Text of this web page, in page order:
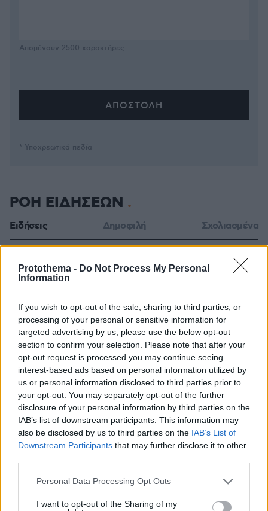
Protothema - Do Not Process My Personal
Information
If you wish to opt-out of the sale, sharing to third parties, or
processing of your personal or sensitive information for
targeted advertising by us, please use the below opt-out
section to confirm your selection. Please note that after your
opt-out request is processed you may continue seeing
interest-based ads based on personal information utilized by
us or personal information disclosed to third parties prior to
your opt-out. You may separately opt-out of the further
disclosure of your personal information by third parties on the
IAB’s list of downstream participants. This information may
also be disclosed by us to third parties on the IAB’s List of
Downstream Participants that may further disclose it to other
Please note that this website/app uses one or more Google
not limited to your visit or usage behaviour. You may click to
Personal Data Processing Opt Outs
I want to opt-out of the Sharing of my
Απομένουν 2500 χαρακτήρες
* Υποχρεωτικά πεδία
ΡΟΗ ΕΙΔΗΣΕΩΝ
Ειδήσεις Δημοφιλή Σχολιασμένα
Πέθανε σε ηλικία 26 ετών η influencer Σίντνεϊ Τάουλ
έπειτα από τριετή μάχη με σπάνια μορφή καρκίνου
Γαρίδες γιουβέτσι λεμονάτο
«Έγκλημα πολέμου» ο ισραηλινός βομβαρδισμός που
σκότωσε δημοσιογράφο στον Λίβανο, καταγγέλλουν
τρεις ΜΚΟ
πριν μία ώρα
Επεισόδια μεταξύ διαδηλωτών και αστυνομικών έξω
από τη Γερουσία στην Αργεντινή, δείτε βίντεο
07.08.2026, 04:13
Σαουδική Αραβία, Τουρκία και Πακιστάν ετοιμάζονται
να υπογράψουν συμφωνία αμοιβαίας άμυνας
07.08.2026, 03:38
Συνελήφθη πρώην κυβερνήτης πολιτείας του Μεξικού